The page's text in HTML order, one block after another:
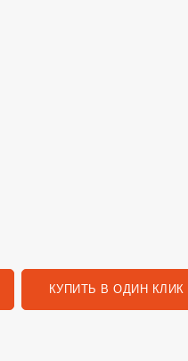
КУПИТЬ В ОДИН КЛИК